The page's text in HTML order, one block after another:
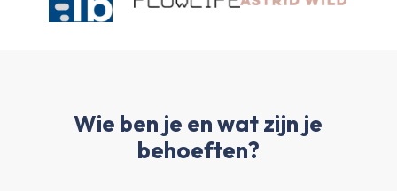
Wie ben je en wat zijn je
behoeften?